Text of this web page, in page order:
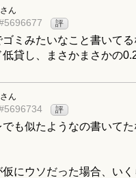
さん
評
ミみたいなこと書いて
貸し、まさかまさかの
さん
評
も似たようなの書いてた
にウソだった場合、い